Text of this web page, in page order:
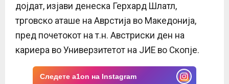
дојдат, изјави денеска Герхард Шлатл,
трговско аташе на Аврстија во Македонија,
пред почетокот на т.н. Австриски ден на
кариера во Универзитетот на ЈИЕ во Скопје.
Следете a1on на Instagram